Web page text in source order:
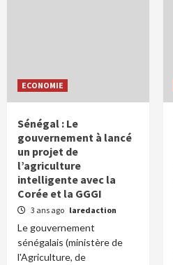
ECONOMIE
Sénégal : Le
gouvernement à lancé
un projet de
l’agriculture
intelligente avec la
Corée et la GGGI
3 ans ago laredaction
Le gouvernement
sénégalais (ministère de
l'Agriculture, de